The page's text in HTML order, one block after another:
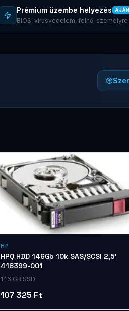
Prémium üzembe helyezés
BIOS, vírusvédelem, felhő,
HP
HPQ HDD 146Gb 10k SAS/SCSI 2,5'
418399-001
146 GB SSD
107 325 Ft